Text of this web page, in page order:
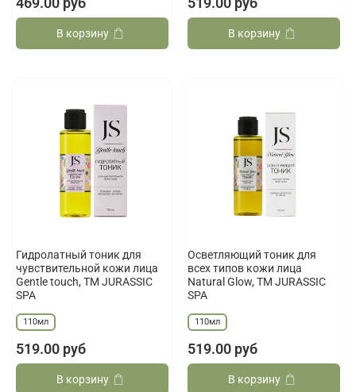
В корзину В корзину
Гидролатный тоник для
чувствительной кожи лица
Gentle touch, ТМ JURASSIC
SPA
110мл
519.00 руб
В корзину
Осветляющий тоник для
всех типов кожи лица
Natural Glow, ТМ JURASSIC
SPA
110мл
519.00 руб
В корзину